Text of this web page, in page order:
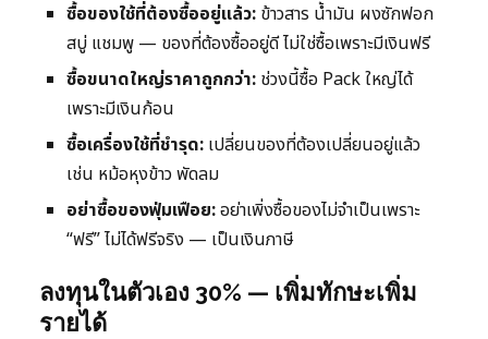
ซื้อของใช้ที่ต้องซื้ออยู่แล้ว: ข้าวสาร น้ำมัน ผงซักฟอก
สบู่ แชมพู — ของที่ต้องซื้ออยู่ดี ไม่ใช่ซื้อเพราะมีเงินฟรี
ซื้อขนาดใหญ่ราคาถูกกว่า: ช่วงนี้ซื้อ Pack ใหญ่ได้
เพราะมีเงินก้อน
ซื้อเครื่องใช้ที่ชำรุด: เปลี่ยนของที่ต้องเปลี่ยนอยู่แล้ว
เช่น หม้อหุงข้าว พัดลม
อย่าซื้อของฟุ่มเฟือย:อย่าเพิ่งซื้อของไม่จำเป็นเพราะ
“ฟรี” ไม่ได้ฟรีจริง — เป็นเงินภาษี
ลงทุนในตัวเอง 30% — เพิ่มทักษะเพิ่ม
รายได้